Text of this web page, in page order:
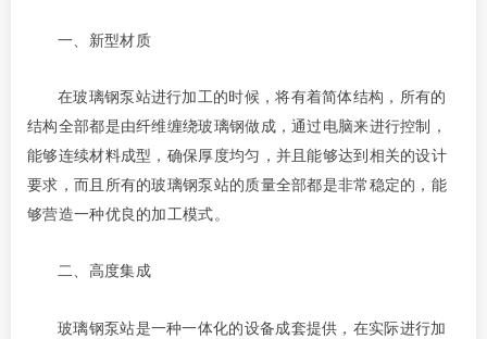
一、 新型材质
在玻璃钢泵站进行加工的时候，将有着简体结构，所有的
结构全部都是由纤维缠绕玻璃钢做成，通过电脑来进行控制，
能够连续材料成型，确保厚度均匀，并且能够达到相关的设计
要求，而且所有的玻璃钢泵站的质量全部都是非常稳定的，能
够营造一种优良的加工模式。
二、 高度集成
玻璃钢泵站是一种一体化的设备成套提供，在实际进行加